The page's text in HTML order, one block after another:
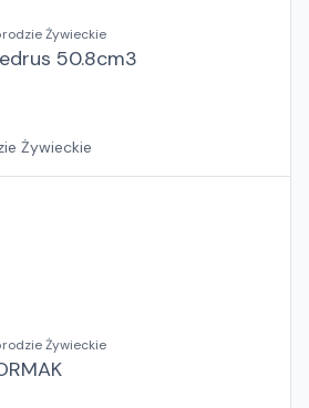
Żywieckie
50.8cm3
Żywieckie
Żywieckie